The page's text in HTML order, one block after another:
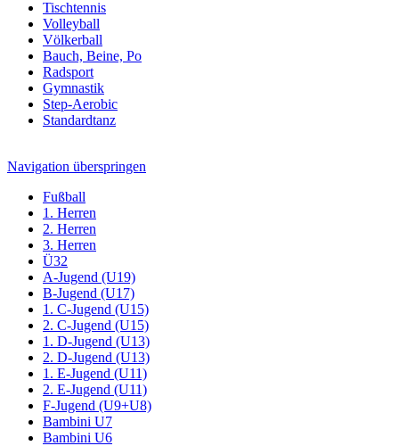
Tischtennis
Volleyball
Völkerball
Bauch, Beine, Po
Radsport
Gymnastik
Step-Aerobic
Standardtanz
Navigation überspringen
Fußball
1. Herren
2. Herren
3. Herren
Ü32
A-Jugend (U19)
B-Jugend (U17)
1. C-Jugend (U15)
2. C-Jugend (U15)
1. D-Jugend (U13)
2. D-Jugend (U13)
1. E-Jugend (U11)
2. E-Jugend (U11)
F-Jugend (U9+U8)
Bambini U7
Bambini U6